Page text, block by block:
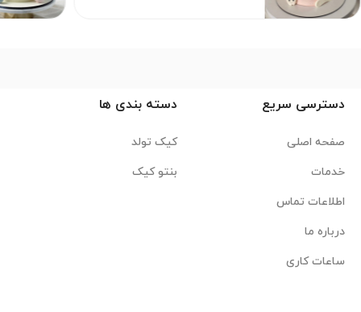
دسترسی سریع
صفحه اصلی
خدمات
اطلاعات تماس
درباره ما
ساعات کاری
دسته بندی ها
کیک تولد
بنتو کیک